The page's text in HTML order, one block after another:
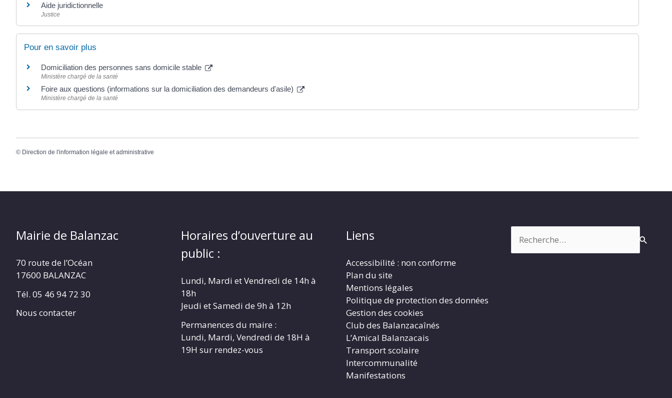
Aide juridictionnelle
Justice
Pour en savoir plus
Domiciliation des personnes sans domicile stable
Ministère chargé de la santé
Foire aux questions (informations sur la domiciliation des demandeurs d'asile)
Ministère chargé de la santé
© Direction de l'information légale et administrative
Mairie de Balanzac
70 route de l’Océan
17600 BALANZAC
Tél. 05 46 94 72 30
Nous contacter
Horaires d’ouverture au
public :
Lundi, Mardi et Vendredi de 14h à
18h
Jeudi et Samedi de 9h à 12h
Permanences du maire :
Lundi, Mardi, Vendredi de 18H à
19H sur rendez-vous
Liens
Accessibilité : non conforme
Plan du site
Mentions légales
Politique de protection des données
Gestion des cookies
Club des Balanzacaînés
L’Amical Balanzacais
Transport scolaire
Intercommunalité
Manifestations